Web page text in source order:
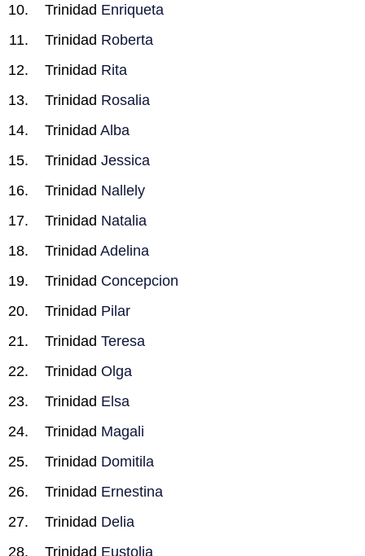
Trinidad Enriqueta
Trinidad Roberta
Trinidad Rita
Trinidad Rosalia
Trinidad Alba
Trinidad Jessica
Trinidad Nallely
Trinidad Natalia
Trinidad Adelina
Trinidad Concepcion
Trinidad Pilar
Trinidad Teresa
Trinidad Olga
Trinidad Elsa
Trinidad Magali
Trinidad Domitila
Trinidad Ernestina
Trinidad Delia
Trinidad Eustolia